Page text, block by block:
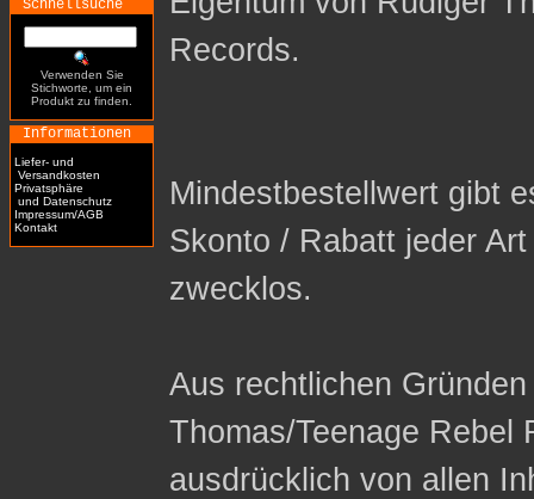
Schnellsuche
Verwenden Sie
Stichworte, um ein
Produkt zu finden.
Informationen
Liefer- und
Versandkosten
Privatsphäre
und Datenschutz
Impressum/AGB
Kontakt
Records.
Mindestbestellwert gibt
Skonto / Rabatt jeder
zwecklos.
Aus rechtlichen
Thomas/Teenage Rebel
ausdrücklich von allen